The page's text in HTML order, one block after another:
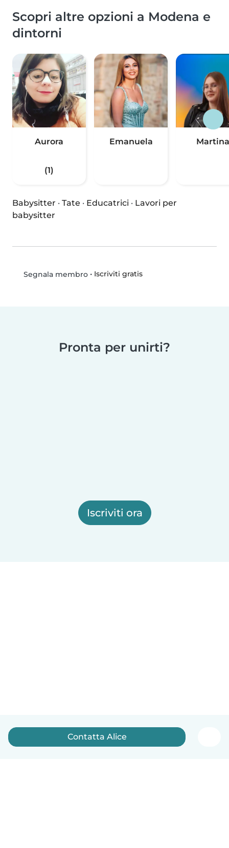
Scopri altre opzioni a Modena e
dintorni
Aurora
(1)
Emanuela Martina
Babysitter · Tate · Educatrici · Lavori per
babysitter
Segnala membro• Iscriviti gratis
Pronta per unirti?
Iscriviti ora
Contatta Alice